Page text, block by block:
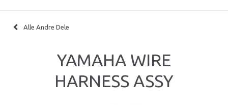
Alle Andre Dele
YAMAHA WIRE
HARNESS ASSY